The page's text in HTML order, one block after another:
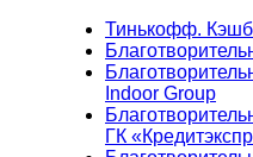
Тинькофф.
Indoor Group
ГК